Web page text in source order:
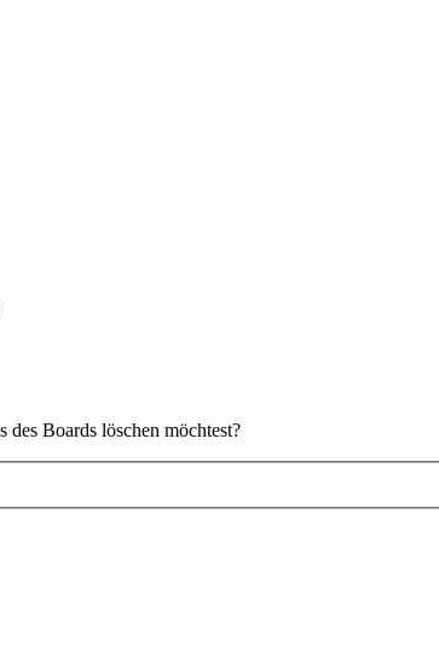
des Boards löschen möchtest?